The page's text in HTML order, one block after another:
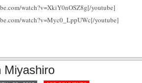
watch?v=XkiY0nOSZ8g[/youtube]
watch?v=Myc0_LppUWc[/youtube]
Miyashiro